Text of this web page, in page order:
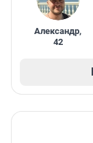
Александр,
42